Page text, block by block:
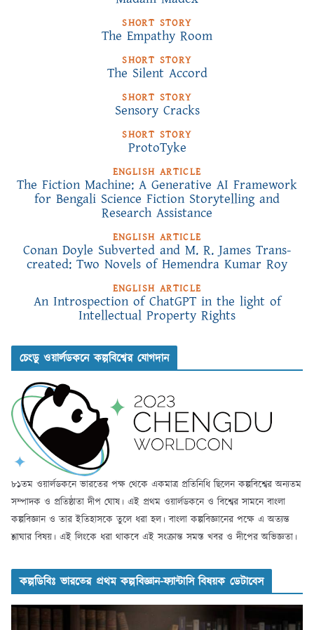
SHORT STORY
The Empathy Room
SHORT STORY
The Silent Accord
SHORT STORY
Sensory Cracks
SHORT STORY
ProtoTyke
ENGLISH ARTICLE
The Fiction Machine: A Generative AI Framework
for Bengali Science Fiction Storytelling and
Research Assistance
ENGLISH ARTICLE
Conan Doyle Subverted and M. R. James Trans-
created: Two Novels of Hemendra Kumar Roy
ENGLISH ARTICLE
An Introspection of ChatGPT in the light of
Intellectual Property Rights
চেংডু ওয়ার্লডকনে কল্পবিশ্বের যোগদান
৮১তম ওয়ার্লডকনে ভারতের পক্ষ থেকে একমাত্র প্রতিনিধি ছিলেন কল্পবিশ্বের অন্যতম
সম্পাদক ও প্রতিষ্ঠাতা দীপ ঘোষ। এই প্রথম ওয়ার্লডকনে ও বিশ্বের সামনে বাংলা
কল্পবিজ্ঞান ও তার ইতিহাসকে তুলে ধরা হল। বাংলা কল্পবিজ্ঞানের পক্ষে এ অত্যন্ত
শ্লাঘার বিষয়। এই লিংকে ধরা থাকবে এই সংক্রান্ত সমস্ত খবর ও দীপের অভিজ্ঞতা।
কল্পডিবিঃ ভারতের প্রথম কল্পবিজ্ঞান-ফ্যান্টাসি বিষয়ক ডেটাবেস